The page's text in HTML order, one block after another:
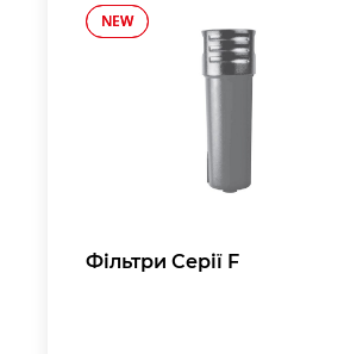
NEW
NEW
Фільтри Серії F